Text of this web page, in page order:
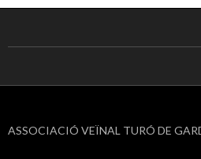
ASSOCIACIÓ VEÏNAL TURÓ DE